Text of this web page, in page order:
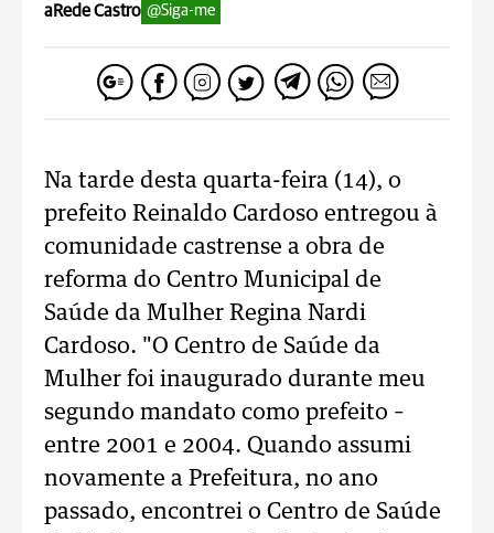
aRede Castro @Siga-me
Na tarde desta quarta-feira (14), o
prefeito Reinaldo Cardoso entregou à
comunidade castrense a obra de
reforma do Centro Municipal de
Saúde da Mulher Regina Nardi
Cardoso. "O Centro de Saúde da
Mulher foi inaugurado durante meu
segundo mandato como prefeito –
entre 2001 e 2004. Quando assumi
novamente a Prefeitura, no ano
passado, encontrei o Centro de Saúde